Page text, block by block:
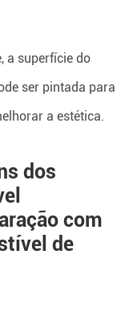
a superfície do
ser pintada para
a estética.
dos
com
de